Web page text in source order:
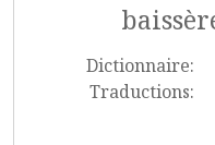
Dictionnaire:
Traductions: